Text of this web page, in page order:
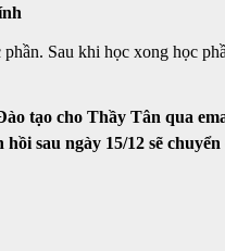
Sau khi học xong học
tạo cho Thầy Tân qua
sau ngày 15/12 sẽ